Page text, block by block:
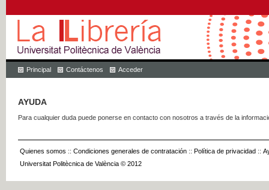
Principal Contáctenos Acceder
AYUDA
Para cualquier duda puede ponerse en contacto con nosotros a través de la
Quienes somos :: Condiciones generales de contratación :: Política de privacidad ::
Universitat Politècnica de València © 2012